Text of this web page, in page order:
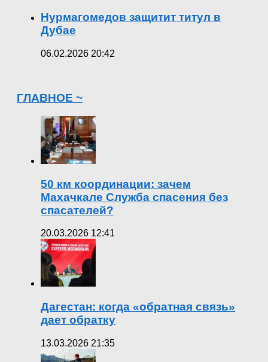
Нурмагомедов защитит титул в
Дубае
06.02.2026 20:42
ГЛАВНОЕ ~
50 км координации: зачем
Махачкале Служба спасения без
спасателей?
20.03.2026 12:41
Дагестан: когда «обратная связь»
дает обратку
13.03.2026 21:35